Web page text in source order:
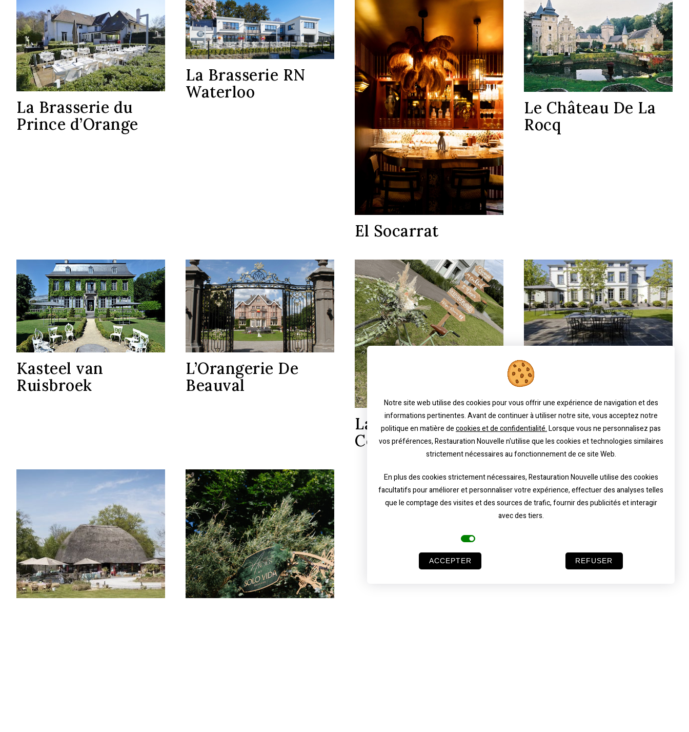
La Brasserie du
Prince d’Orange
La Brasserie RN
Waterloo
El Socarrat
Le Château De La
Rocq
Kasteel van
Ruisbroek
L’Orangerie De
Beauval
La Ferme
Coquiamont
Le Domaine des
Bouleaux
Notre site web utilise des cookies pour vous offrir une expérience de navigation et des
informations pertinentes. Avant de continuer à utiliser notre site, vous acceptez notre
politique en matière decookies et de confidentialité.Lorsque vous ne personnalisez pas
vos préférences, Restauration Nouvelle n'utilise que les cookies et technologies similaires
strictement nécessaires au fonctionnement de ce site Web.
En plus des cookies strictement nécessaires, Restauration Nouvelle utilise des cookies
facultatifs pour améliorer et personnaliser votre expérience, effectuer des analyses telles
que le comptage des visites et des sources de trafic, fournir des publicités et interagir
avec des tiers.
ACCEPTER REFUSER